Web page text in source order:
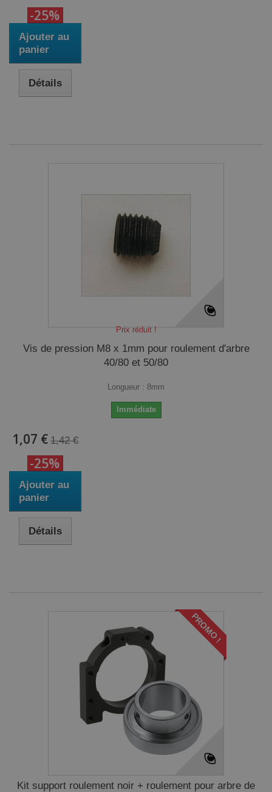
-25%
Ajouter au
panier
Détails
Prix réduit !
Vis de pression M8 x 1mm pour roulement d'arbre
40/80 et 50/80
Longueur : 8mm
Immédiate
1,07 € 1,42 €
-25%
Ajouter au
panier
Détails
PROMO !
Kit support roulement noir + roulement pour arbre de